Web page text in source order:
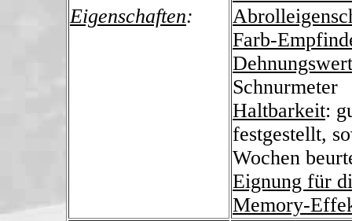
Eigenschaften:
Farb-
Schnurmeter
Haltbarkeit:
festgestellt,
Wochen
Eignung für
Memory-